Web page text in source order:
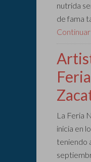
nutrida
de fama
La Feria
inicia en
teniendo